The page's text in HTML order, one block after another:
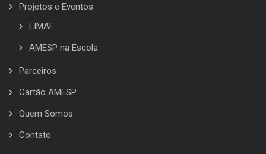
Projetos e Eventos
LIMAF
AMESP na Escola
Parceiros
Cartão AMESP
Quem Somos
Contato